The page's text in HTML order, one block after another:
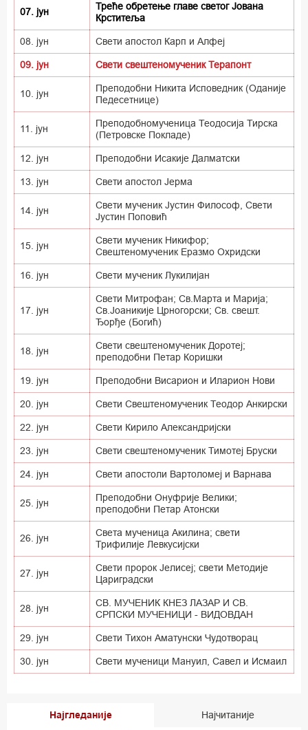
07. јун
Треће обретење главе светог Јована
Крститеља
08. јун Свети апостол Карп и Алфеј
09. јун Свети свештеномученик Терапонт
10. јун
Преподобни Никита Исповедник (Оданије
Педесетнице)
11. јун
Преподобномученица Теодосија Тирска
(Петровске Покладе)
12. јун Преподобни Исакије Далматски
13. јун Свети апостол Јерма
14. јун
Свети мученик Јустин Философ, Свети
Јустин Поповић
15. јун
Свети мученик Никифор;
Свештеномученик Еразмо Охридски
16. јун Свети мученик Лукилијан
17. јун
Свети Митрофан; Св.Марта и Марија;
Св.Јоаникије Црногорски; Св. свешт.
Ђорђе (Богић)
18. јун
Свети свештеномученик Доротеј;
преподобни Петар Коришки
19. јун Преподобни Висарион и Иларион Нови
20. јун Свети Свештеномученик Теодор Анкирски
22. јун Свети Кирило Александријски
23. јун Свети свештеномученик Тимотеј Бруски
24. јун Свети апостоли Вартоломеј и Варнава
25. јун
Преподобни Онуфрије Велики;
преподобни Петар Атонски
26. јун
Света мученица Акилина; свети
Трифилије Левкусијски
27. јун
Свети пророк Јелисеј; свети Методије
Цариградски
28. јун
СВ. МУЧЕНИК КНЕЗ ЛАЗАР И СВ.
СРПСКИ МУЧЕНИЦИ - ВИДОВДАН
29. јун Свети Тихон Аматунски Чудотворац
30. јун Свети мученици Мануил, Савел и Исмаил
Најгледаније Најчитаније